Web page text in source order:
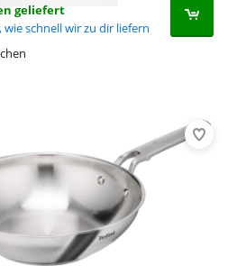
geliefert
wie schnell wir zu dir liefern